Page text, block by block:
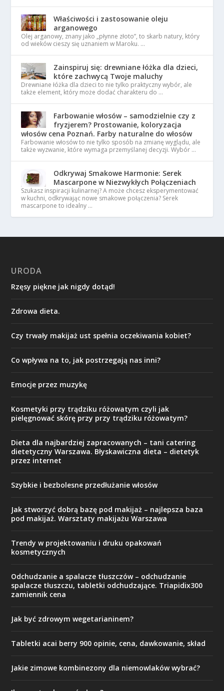
Właściwości i zastosowanie oleju
arganowego
Olej arganowy, znany jako „płynne złoto”, to skarb natury, który
od wieków cieszy się uznaniem w Maroku. …
Zainspiruj się: drewniane łóżka dla dzieci,
które zachwycą Twoje maluchy
Drewniane łóżka dla dzieci to nie tylko praktyczny wybór, ale
także element, który może dodać charakteru do …
Farbowanie włosów – samodzielnie czy z
fryzjerem? Prostowanie, koloryzacja
włosów cena Poznań. Farby naturalne do włosów
Farbowanie włosów to nie tylko sposób na zmianę wyglądu, ale
także wyzwanie, które wymaga przemyślanej decyzji. Wybór …
Odkrywaj Smakowe Harmonie: Serek
Mascarpone w Niezwykłych Połączeniach
Szukasz inspiracji kulinarnej? A może chcesz eksperymentować
w kuchni, odkrywając nowe smakowe połączenia? Serek
mascarpone to idealny …
URODA
Rzęsy piękne jak nigdy dotąd!
Zdrowa dieta.
Czy trwały makijaż ust spełnia oczekiwania kobiet?
Co wpływa na to, jak postrzegają nas inni?
Emocje przez muzykę
Kosmetyki przy trądziku różowatym czyli jak
pielęgnować skórę przy przy trądziku różowatym?
Dieta dla najbardziej zapracowanych – tani catering
dietetyczny Warszawa. Błyskawiczna dieta – dietetyk
przez internet
Szybkie i bezbolesne przedłużanie włosów
Jak stworzyć dobrą bazę pod makijaż – najlepsza baza
pod makijaż. Warsztaty makijażu Warszawa
Trendy w projektowaniu i druku opakowań
kosmetycznych
Odchudzanie a spalacze tłuszczów – odchudzanie
spalacze tłuszczu, tabletki odchudzające. Triapidix300
zamiennik cena
Jak być zdrowym wegetarianinem?
Tabletki acai berry 900 opinie, cena, dawkowanie, skład
Jakie zimowe kombinezony dla niemowlaków wybrać?